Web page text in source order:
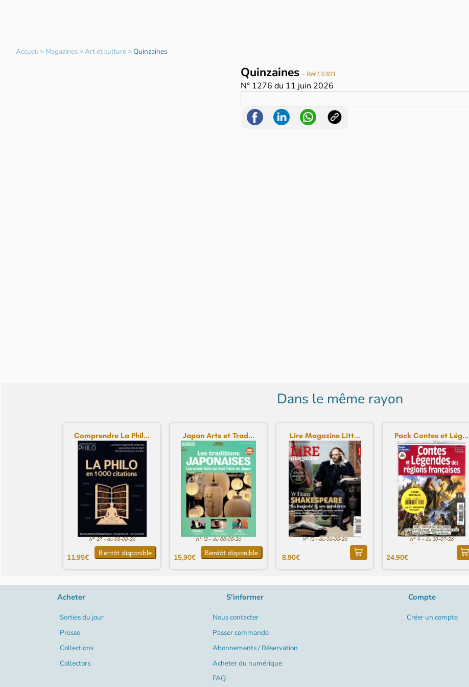
Accueil> Magazines>Art et culture>Quinzaines
Quinzaines - Réf L5303
N° 1276 du 11 juin 2026
Dans le même rayon
Comprendre La Phil...
N° 27 - du 08-08-26
11,95€ Bientôt disponible
Japan Arts et Trad...
N° 12 - du 08-08-26
15,90€ Bientôt disponible
Lire Magazine Litt...
N° 13 - du 06-08-26
8,90€
Pack Contes et Lég...
N° 4 - du 30-07-26
24,90€
Acheter
Sorties du jour
Presse
Collections
Collectors
S'informer
Nous contacter
Passer commande
Abonnements / Réservation
Acheter du numérique
FAQ
Compte
Créer un compte